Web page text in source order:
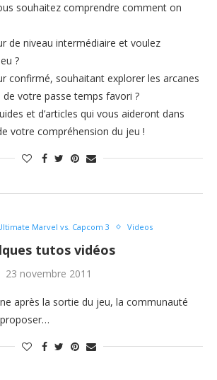
souhaitez comprendre comment on
de niveau intermédiaire et voulez
?
confirmé, souhaitant explorer les arcanes
de votre passe temps favori ?
et d’articles qui vous aideront dans
votre compréhension du jeu !
Marvel vs. Capcom 3 Videos
tutos vidéos
23 novembre 2011
après la sortie du jeu, la communauté